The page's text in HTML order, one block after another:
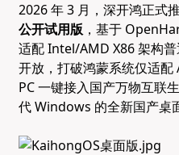
2026 年 3 月，深开鸿正式
公开试用版，基于
适配 Intel/AMD X86 架构
开放，打破鸿蒙系统仅适
PC 一键接入国产万物互联
代 Windows 的全新国产桌